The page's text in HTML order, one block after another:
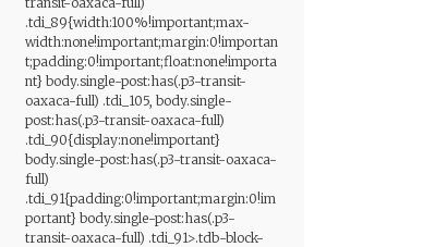
.tdi_89{width:100%!important;max-
width:none!important;margin:0!importan
t;padding:0!important;float:none!importa
nt} body.single-post:has(.p3-transit-
oaxaca-full) .tdi_105, body.single-
post:has(.p3-transit-oaxaca-full)
.tdi_90{display:none!important}
body.single-post:has(.p3-transit-oaxaca-
full)
.tdi_91{padding:0!important;margin:0!im
portant} body.single-post:has(.p3-
transit-oaxaca-full) .tdi_91>.tdb-block-